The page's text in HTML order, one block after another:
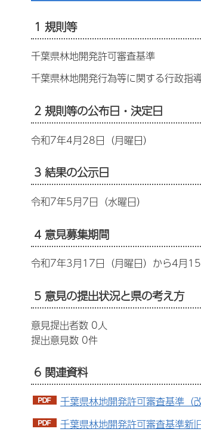
1 規則等
千葉県林地開発許可審査基準
千葉県林地開発行為等に関する行政指
2 規則等の公布日・決定日
令和7年4月28日（月曜日）
3 結果の公示日
令和7年5月7日（水曜日）
4 意見募集期間
令和7年3月17日（月曜日）から4月15
5 意見の提出状況と県の考え方
意見提出者数 0人
提出意見数 0件
6 関連資料
千葉県林地開発許可審査基準（
千葉県林地開発許可審査基準新